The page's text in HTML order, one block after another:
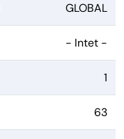
GLOBAL
- Intet -
1
63